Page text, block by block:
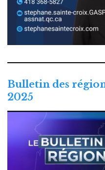
Bulletin des
2025